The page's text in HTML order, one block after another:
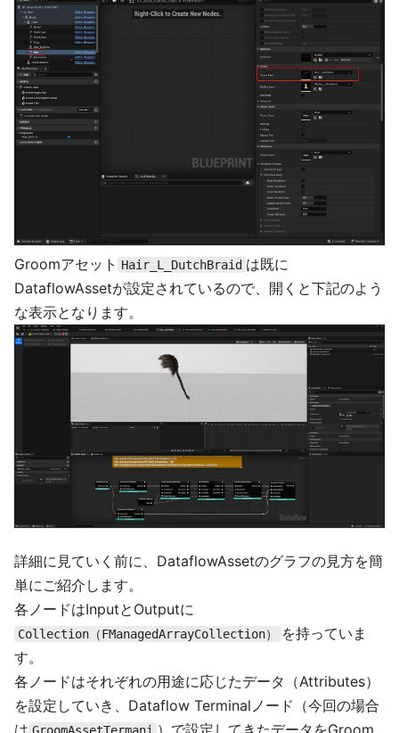
Groomアセット Hair_L_DutchBraid は既に
DataflowAssetが設定されているので、開くと下記のよう
な表示となります。
詳細に見ていく前に、DataflowAssetのグラフの見方を簡
単にご紹介します。
各ノードはInputとOutputに
Collection（FManagedArrayCollection）
を持っていま
す。
各ノードはそれぞれの用途に応じたデータ（Attributes）
を設定していき、Dataflow Terminalノード（今回の場合
は GroomAssetTermani ）で設定してきたデータをGroom